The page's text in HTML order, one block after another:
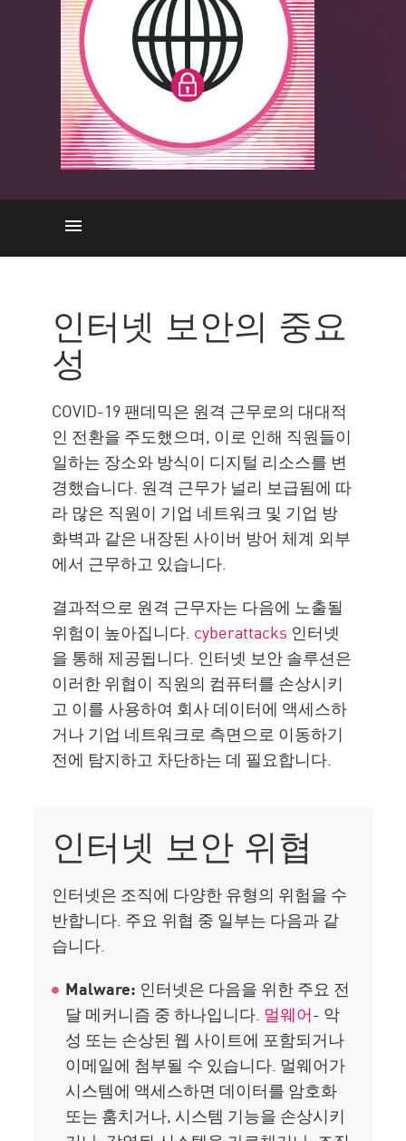
인터넷 보안의 구성 요소
Internet Security
인터넷 보안의 중요
성
COVID-19 팬데믹은 원격 근무로의 대대적
인 전환을 주도했으며, 이로 인해 직원들이
일하는 장소와 방식이 디지털 리소스를 변
경했습니다. 원격 근무가 널리 보급됨에 따
라 많은 직원이 기업 네트워크 및 기업 방
화벽과 같은 내장된 사이버 방어 체계 외부
에서 근무하고 있습니다.
결과적으로 원격 근무자는 다음에 노출될
위험이 높아집니다. cyberattacks 인터넷
을 통해 제공됩니다. 인터넷 보안 솔루션은
이러한 위협이 직원의 컴퓨터를 손상시키
고 이를 사용하여 회사 데이터에 액세스하
거나 기업 네트워크로 측면으로 이동하기
전에 탐지하고 차단하는 데 필요합니다.
인터넷 보안 위협
인터넷은 조직에 다양한 유형의 위험을 수
반합니다. 주요 위협 중 일부는 다음과 같
습니다.
Malware: 인터넷은 다음을 위한 주요 전
달 메커니즘 중 하나입니다. 멀웨어- 악
성 또는 손상된 웹 사이트에 포함되거나
이메일에 첨부될 수 있습니다. 멀웨어가
시스템에 액세스하면 데이터를 암호화
또는 훔치거나, 시스템 기능을 손상시키